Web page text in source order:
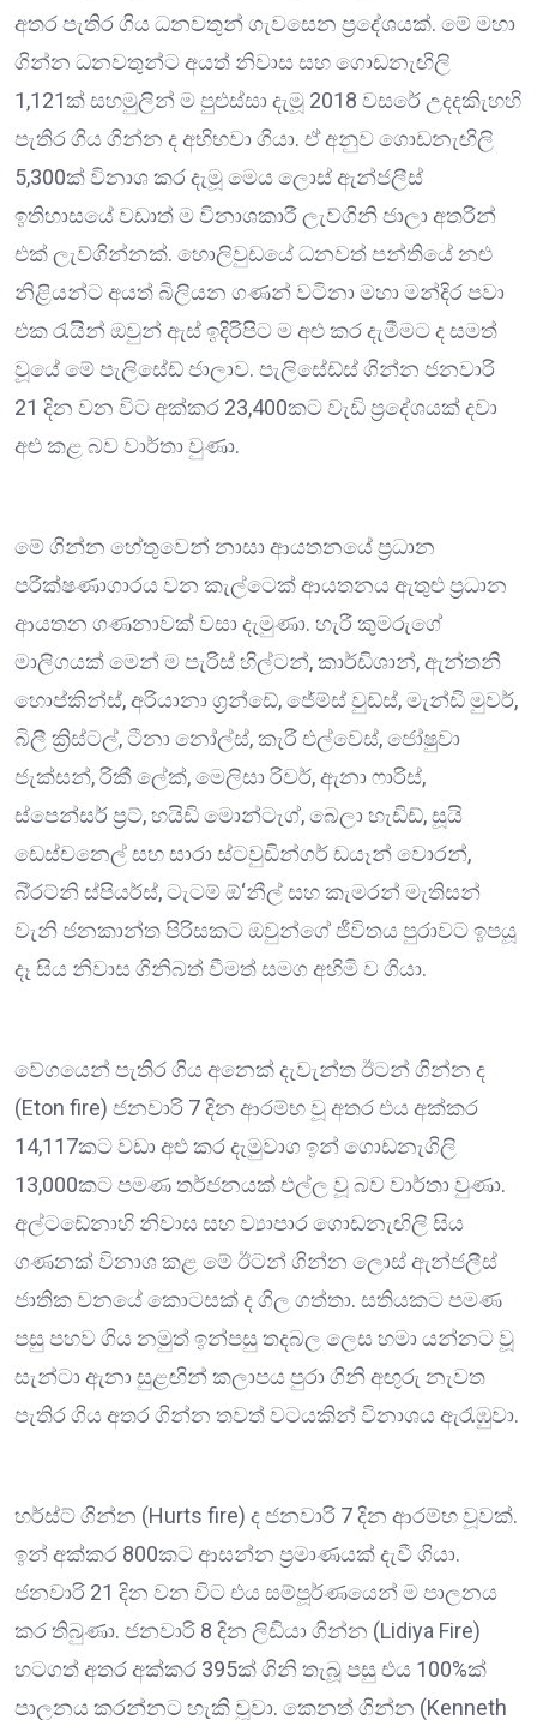
අතර පැතිර ගිය ධනවතුන් ගැවසෙන ප්‍රදේශයක්. මේ මහා
ගින්න ධනවතුන්ට අයත් නිවාස සහ ගොඩනැඟිලි
1,121ක් සහමුලින් ම පුළුස්සා දැමූ 2018 වසරේ උදදකිැහහි
පැතිර ගිය ගින්න ද අභිභවා ගියා. ඒ අනුව ගොඩනැඟිලි
5,300ක් විනාශ කර දැමූ මෙය ලොස් ඇන්ජලීස්
ඉතිහාසයේ වඩාත් ම විනාශකාරී ලැව්ගිනි ජාලා අතරින්
එක් ලැව්ගින්නක්. හොලිවුඩයේ ධනවත් පන්තියේ නළු
නිළියන්ට අයත් බිලියන ගණන් වටිනා මහා මන්දිර පවා
එක රැයින් ඔවුන් ඇස් ඉදිරිපිට ම අළු කර දැමීමට ද සමත්
වූයේ මේ පැලිසේඩ් ජාලාව. පැලිසේඩ්ස් ගින්න ජනවාරි
21 දින වන විට අක්කර 23,400කට වැඩි ප්‍රදේශයක් දවා
අළු කළ බව වාර්තා වුණා.
මේ ගින්න හේතුවෙන් නාසා ආයතනයේ ප්‍රධාන
පරීක්ෂණාගාරය වන කැල්ටෙක් ආයතනය ඇතුළු ප්‍රධාන
ආයතන ගණනාවක් වසා දැමුණා. හැරී කුමරුගේ
මාලිගයක් මෙන් ම පැරිස් හිල්ටන්, කාර්ඩිශාන්, ඇන්තනි
හොප්කින්ස්, අරියානා ග්‍රන්ඩේ, ජේම්ස් වුඩ්ස්, මැන්ඩි මුවර්,
බිලී ක්‍රිස්ටල්, ටීනා නෝල්ස්, කැරී එල්වෙස්, ජෝෂුවා
ජැක්සන්, රිකී ලේක්, මෙලිසා රිවර්, ඇනා ෆාරිස්,
ස්පෙන්සර් ප්‍රට්, හයිඩි මොන්ටැග්, බෙලා හැඩිඩ්, සූයි
ඩෙස්චනෙල් සහ සාරා ස්ටවුඩින්ගර් ඩයෑන් වොරන්,
බි්‍රට්නි ස්පියර්ස්, ටැටම් ඕ‘නීල් සහ කැමරන් මැතිසන්
වැනි ජනකාන්ත පිරිසකට ඔවුන්ගේ ජීවිතය පුරාවට ඉපයූ
දෑ සිය නිවාස ගිනිබත් වීමත් සමග අහිමි ව ගියා.
වේගයෙන් පැතිර ගිය අනෙක් දැවැන්ත ඊටන් ගින්න ද
(Eton fire) ජනවාරි 7 දින ආරම්භ වූ අතර එය අක්කර
14,117කට වඩා අළු කර දැමුවාග ඉන් ගොඩනැගිලි
13,000කට පමණ තර්ජනයක් එල්ල වූ බව වාර්තා වුණා.
අල්ටඩේනාහි නිවාස සහ ව්‍යාපාර ගොඩනැඟිලි සිය
ගණනක් විනාශ කළ මේ ඊටන් ගින්න ලොස් ඇන්ජලීස්
ජාතික වනයේ කොටසක් ද ගිල ගත්තා. සතියකට පමණ
පසු පහව ගිය නමුත් ඉන්පසු තදබල ලෙස හමා යන්නට වූ
සැන්ටා ඇනා සුළඟින් කලාපය පුරා ගිනි අඟු‍රු නැවත
පැතිර ගිය අතර ගින්න තවත් වටයකින් විනාශය ඇරැඹුවා.
හර්ස්ට් ගින්න (Hurts fire) ද ජනවාරි 7 දින ආරම්භ වූවක්.
ඉන් අක්කර 800කට ආසන්න ප්‍රමාණයක් දැවී ගියා.
ජනවාරි 21 දින වන විට එය සම්පූර්ණයෙන් ම පාලනය
කර තිබුණා. ජනවාරි 8 දින ලිඩියා ගින්න (Lidiya Fire)
හටගත් අතර අක්කර 395ක් ගිනි තැබූ පසු එය 100%ක්
පාලනය කරන්නට හැකි වූවා. කෙනත් ගින්න (Kenneth